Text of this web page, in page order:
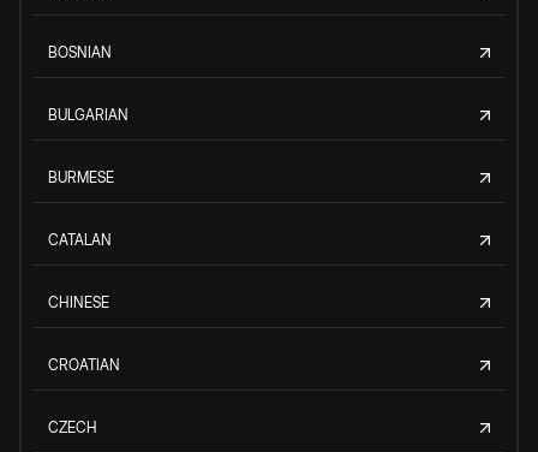
BOSNIAN
BULGARIAN
BURMESE
CATALAN
CHINESE
CROATIAN
CZECH